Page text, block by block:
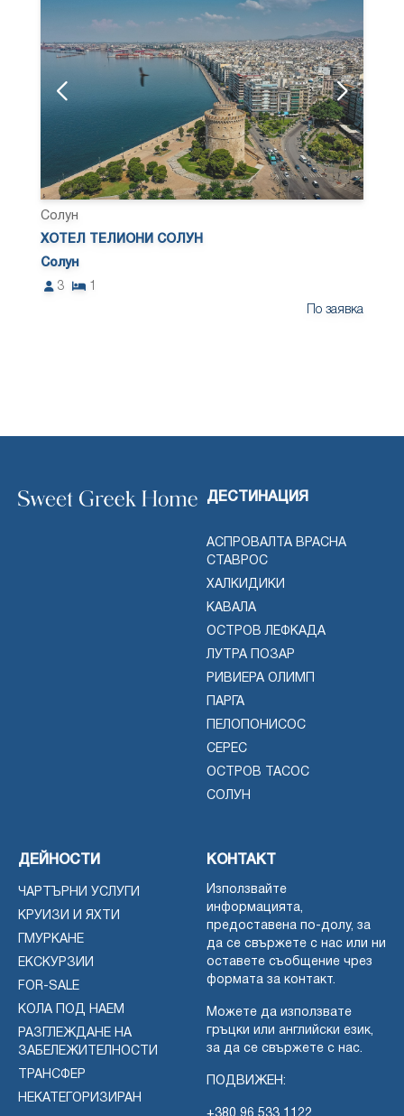
Солун
ХОТЕЛ ТЕЛИОНИ СОЛУН
Солун
3
1
По заявка
ДЕСТИНАЦИЯ
АСПРОВАЛТА ВРАСНА
СТАВРОС
ХАЛКИДИКИ
КАВАЛА
ОСТРОВ ЛЕФКАДА
ЛУТРА ПОЗАР
РИВИЕРА ОЛИМП
ПАРГА
ПЕЛОПОНИСОС
СЕРЕС
ОСТРОВ ТАСОС
СОЛУН
ДЕЙНОСТИ
ЧАРТЪРНИ УСЛУГИ
КРУИЗИ И ЯХТИ
ГМУРКАНЕ
ЕКСКУРЗИИ
FOR-SALE
КОЛА ПОД НАЕМ
РАЗГЛЕЖДАНЕ НА
ЗАБЕЛЕЖИТЕЛНОСТИ
ТРАНСФЕР
НЕКАТЕГОРИЗИРАН
КОНТАКТ
Използвайте
информацията,
предоставена по-долу, за
да се свържете с нас или ни
оставете съобщение чрез
формата за контакт.
Можете да използвате
гръцки или английски език,
за да се свържете с нас.
ПОДВИЖЕН: